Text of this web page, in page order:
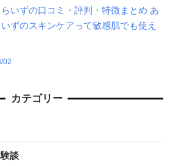
いずの口コミ・評判・特徴まとめ あ
ずのスキンケアって敏感肌でも使え
02
カテゴリー
談